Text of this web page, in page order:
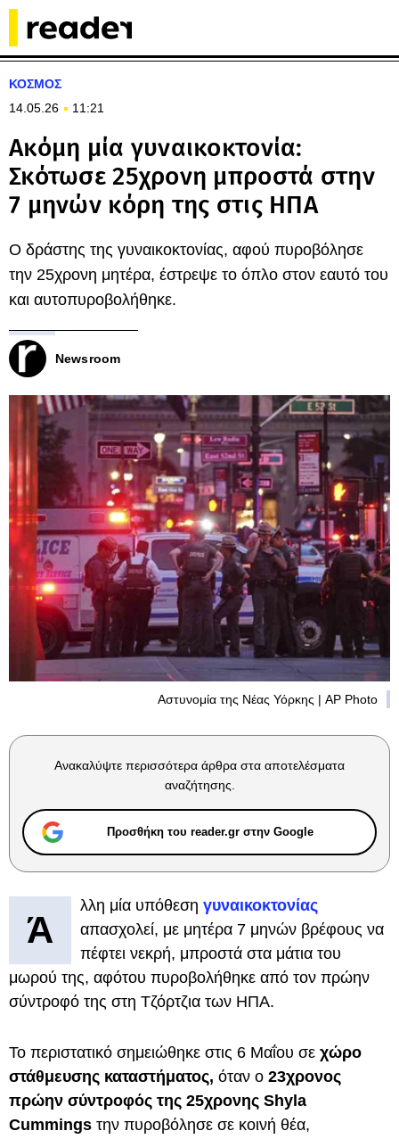
ΚΟΣΜΟΣ
14.05.26
11:21
Ακόμη μία γυναικοκτονία:
Σκότωσε 25χρονη μπροστά στην
7 μηνών κόρη της στις ΗΠΑ
Ο δράστης της γυναικοκτονίας, αφού πυροβόλησε
την 25χρονη μητέρα, έστρεψε το όπλο στον εαυτό του
και αυτοπυροβολήθηκε.
Newsroom
Αστυνομία της Νέας Υόρκης | AP Photo
Ανακαλύψτε περισσότερα άρθρα στα αποτελέσματα
αναζήτησης.
Προσθήκη του reader.gr στην Google
Ά
λλη μία υπόθεση γυναικοκτονίας
απασχολεί, με μητέρα 7 μηνών βρέφους να
πέφτει νεκρή, μπροστά στα μάτια του
μωρού της, αφότου πυροβολήθηκε από τον πρώην
σύντροφό της στη Τζόρτζια των ΗΠΑ.
Το περιστατικό σημειώθηκε στις 6 Μαΐου σε χώρο
στάθμευσης καταστήματος, όταν ο 23χρονος
πρώην σύντροφός της 25χρονης Shyla
Cummings την πυροβόλησε σε κοινή θέα,